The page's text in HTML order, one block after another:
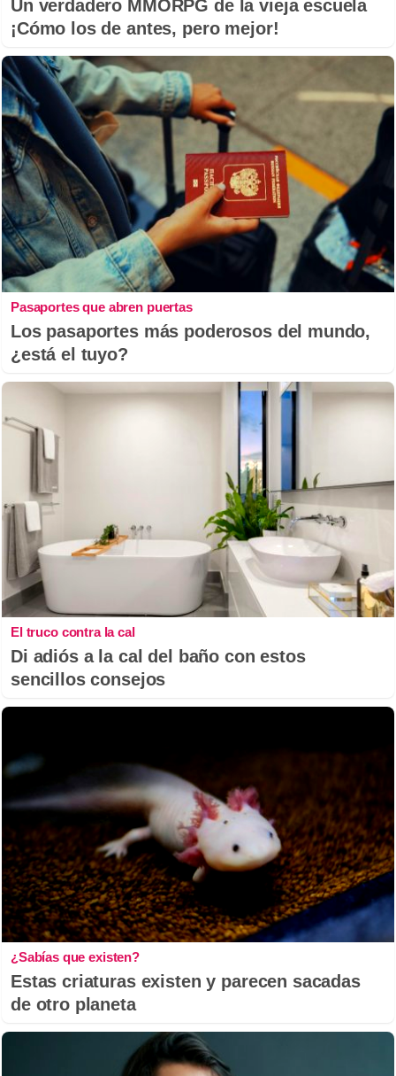
Un verdadero MMORPG de la vieja escuela
¡Cómo los de antes, pero mejor!
Pasaportes que abren puertas
Los pasaportes más poderosos del mundo,
¿está el tuyo?
El truco contra la cal
Di adiós a la cal del baño con estos
sencillos consejos
¿Sabías que existen?
Estas criaturas existen y parecen sacadas
de otro planeta